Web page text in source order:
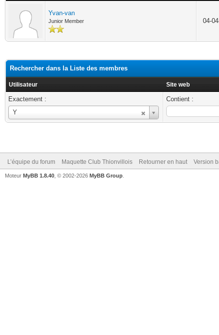
Yvan-van
Junior Member 04-
Rechercher dans la Liste des membres
Utilisateur Site web
Exactement :
Y
Utilisateur
Contient :
L’équipe du forum Maquette Club Thionvillois Retourner en haut Version
Moteur MyBB 1.8.40 , © 2002-2026 MyBB Group